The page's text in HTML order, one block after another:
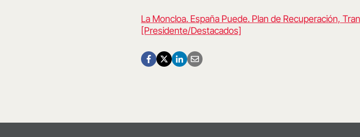
La Moncloa. España Puede. Plan de Recuperación,
[Presidente/Destacados]